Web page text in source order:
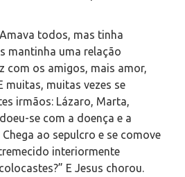
todos, mas tinha
mantinha uma relação
com os amigos, mais amor,
muitas vezes se
irmãos: Lázaro, Marta,
se com a doença e a
ao sepulcro e se comove
interiormente
E Jesus chorou.